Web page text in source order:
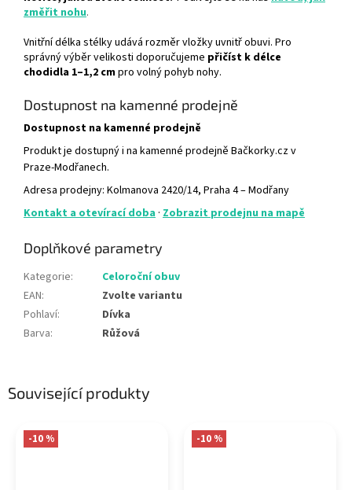
Související produkty
-10 % -10 %
změřit nohu.
Vnitřní délka stélky udává rozměr vložky uvnitř obuvi. Pro
správný výběr velikosti doporučujeme přičíst k délce
chodidla 1–1,2 cmpro volný pohyb nohy.
Dostupnost na kamenné prodejně
Dostupnost na kamenné prodejně
Produkt je dostupný i na kamenné prodejně Bačkorky.cz v
Praze-Modřanech.
Adresa prodejny: Kolmanova 2420/14, Praha 4 – Modřany
Kontakt a otevírací doba · Zobrazit prodejnu na mapě
Doplňkové parametry
Kategorie:
Celoroční obuv
EAN:
Zvolte variantu
Pohlaví:
Dívka
Barva: Růžová